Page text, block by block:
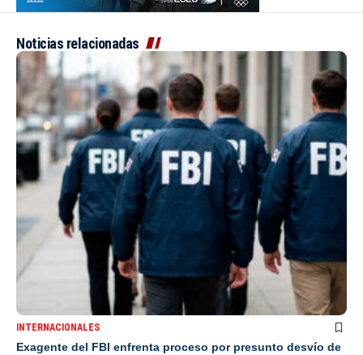
Noticias relacionadas
INTERNACIONALES
Exagente del FBI enfrenta proceso por presunto desvío de